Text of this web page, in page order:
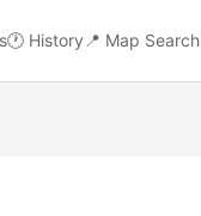
🕐 History 📍 Map Search